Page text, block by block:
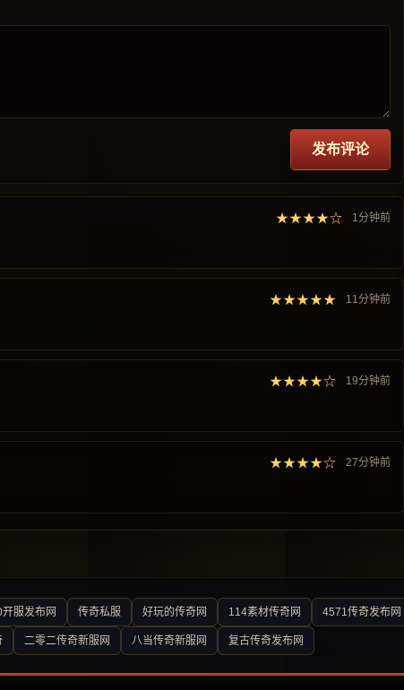
发布评论
★★★★☆ 1分钟前
★★★★★ 11分钟前
★★★★☆ 19分钟前
★★★★☆ 27分钟前
服发布网 传奇私服 好玩的传奇网 114素材传奇网 4571传奇发布网
二零二传奇新服网 八当传奇新服网 复古传奇发布网